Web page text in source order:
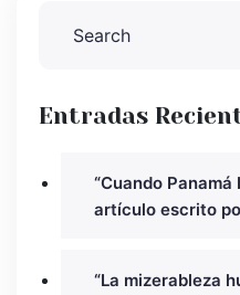
Entradas
“Cuando Panamá
artículo escrito
“La mizerableza